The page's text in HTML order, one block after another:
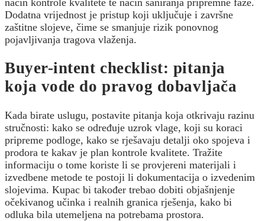
Dodatna vrijednost je pristup koji uključuje i završne
zaštitne slojeve, čime se smanjuje rizik ponovnog
pojavljivanja tragova vlaženja.
Buyer-intent checklist: pitanja
koja vode do pravog dobavljača
Kada birate uslugu, postavite pitanja koja otkrivaju razinu
stručnosti: kako se određuje uzrok vlage, koji su koraci
pripreme podloge, kako se rješavaju detalji oko spojeva i
prodora te kakav je plan kontrole kvalitete. Tražite
informaciju o tome koriste li se provjereni materijali i
izvedbene metode te postoji li dokumentacija o izvedenim
slojevima. Kupac bi također trebao dobiti objašnjenje
očekivanog učinka i realnih granica rješenja, kako bi
odluka bila utemeljena na potrebama prostora.